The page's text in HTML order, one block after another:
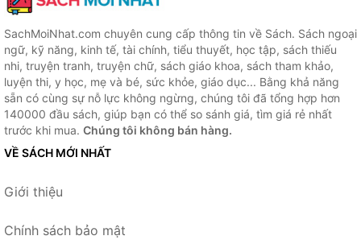
SachMoiNhat.com chuyên cung cấp thông tin về Sách. Sách ngoại
ngữ, kỹ năng, kinh tế, tài chính, tiểu thuyết, học tập, sách thiếu
nhi, truyện tranh, truyện chữ, sách giáo khoa, sách tham khảo,
luyện thi, y học, mẹ và bé, sức khỏe, giáo dục... Bằng khả năng
sẵn có cùng sự nỗ lực không ngừng, chúng tôi đã tổng hợp hơn
140000 đầu sách, giúp bạn có thể so sánh giá, tìm giá rẻ nhất
trước khi mua. Chúng tôi không bán hàng.
VỀ SÁCH MỚI NHẤT
Giới thiệu
Chính sách bảo mật